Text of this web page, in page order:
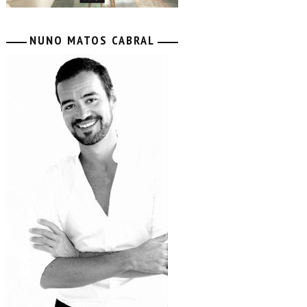
NUNO MATOS CABRAL